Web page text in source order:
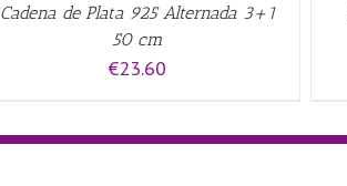
Cadena de Plata 925 Alternada 3+1
50 cm
€23.60